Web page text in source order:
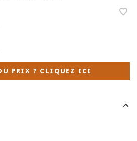
PRIX ? CLIQUEZ ICI